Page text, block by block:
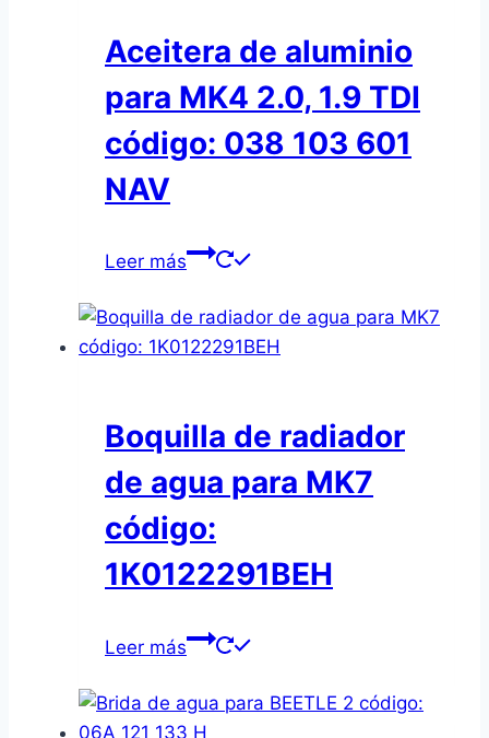
Aceitera de aluminio
para MK4 2.0, 1.9 TDI
código: 038 103 601
NAV
Leer más
Boquilla de radiador
de agua para MK7
código:
1K0122291BEH
Leer más